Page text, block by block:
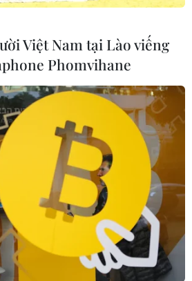
Việt Nam tại Lào viếng
Phomvihane